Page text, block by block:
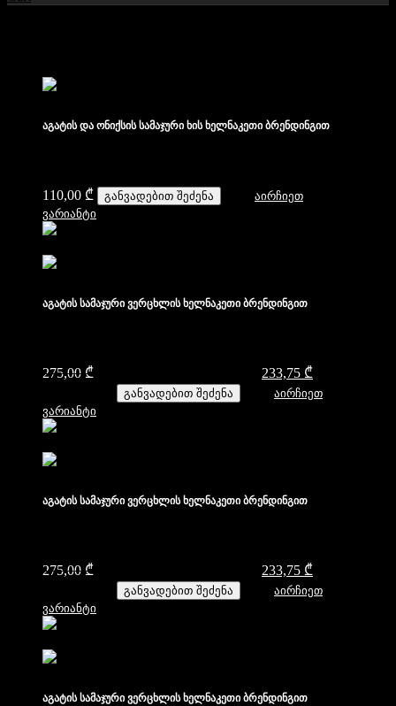
აგატის და ონიქსის სამაჯური ხის ხელნაკეთი ბრენდინგით
110,00 ₾ განვადებით შეძენა
აირჩიეთ
ვარიანტი
აგატის სამაჯური ვერცხლის ხელნაკეთი ბრენდინგით
275,00 ₾ 233,75 ₾
განვადებით შეძენა
აირჩიეთ
ვარიანტი
აგატის სამაჯური ვერცხლის ხელნაკეთი ბრენდინგით
275,00 ₾ 233,75 ₾
განვადებით შეძენა
აირჩიეთ
ვარიანტი
აგატის სამაჯური ვერცხლის ხელნაკეთი ბრენდინგით